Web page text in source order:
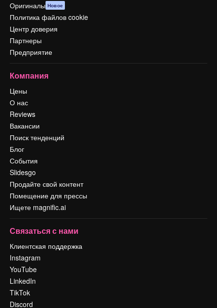
Оригиналы Новое
Политика файлов cookie
Центр доверия
Партнеры
Предприятие
Компания
Цены
О нас
Reviews
Вакансии
Поиск тенденций
Блог
События
Slidesgo
Продайте свой контент
Помещение для прессы
Ищете magnific.ai
Связаться с нами
Клиентская поддержка
Instagram
YouTube
LinkedIn
TikTok
Discord